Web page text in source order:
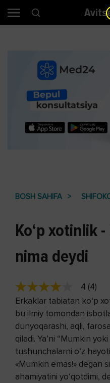
BOSH SAHIFA
Ko‘p xotinlik
nima deydi
4 (4)
Erkaklar tabiatan ko‘p
bu ilmiy tomondan
dunyoqarashi, aqli,
qiladi. Ya’ni “Mumkin
tushunchalarni o‘z
«Mumkin emas!» degan
ahamiyatini yo‘qotdimi,